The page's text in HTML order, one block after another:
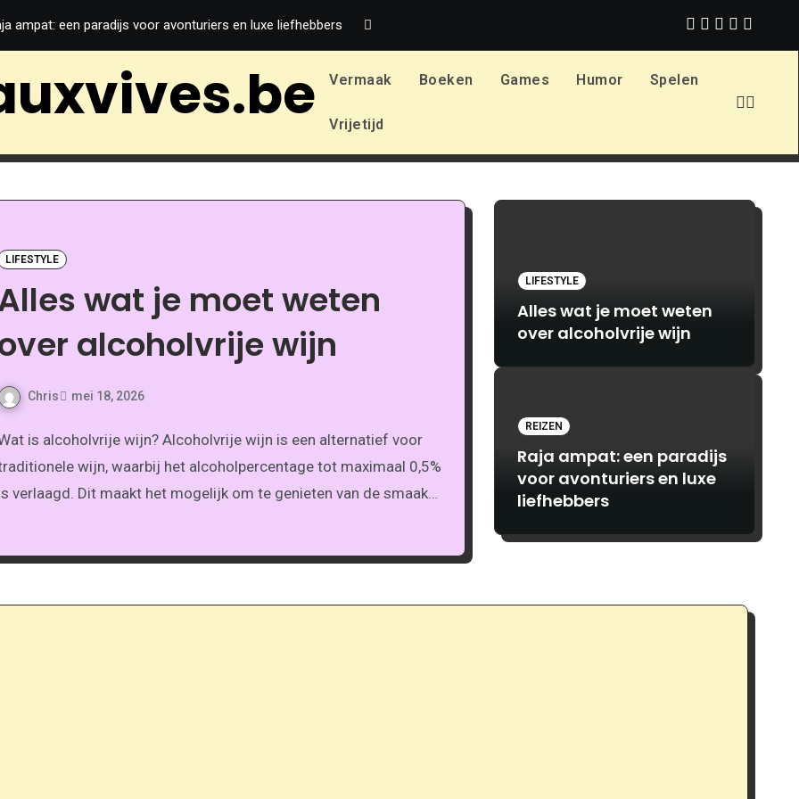
ampat: een paradijs voor avonturiers en luxe liefhebbers Een vlag ontwerpen en bestellen: alles wat je moet weten bij Print.com
Vermaak Boeken Games Humor Spelen
Vrijetijd
LIFESTYLE
wat je moet weten
alcoholvrije wijn
Chris mei 18, 2026
wijn is een alternatief voor
wijn, waarbij het alcoholpercentage tot maximaal 0,5%
verlaagd. Dit maakt het mogelijk om te genieten van de smaak…
LIFESTYLE
Alles wat je moet weten
over alcoholvrije wijn
REIZEN
Raja ampat: een paradijs
voor avonturiers en luxe
liefhebbers